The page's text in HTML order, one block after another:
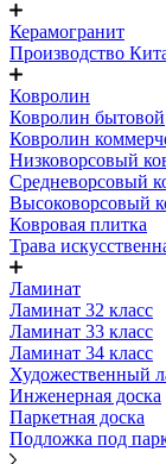
Керамогранит
Производство
Ковролин
Ковролин бытовой
Ковролин
Низковорсовый
Средневорсовый
Высоковорсовый
Ковровая плитка
Трава
Ламинат
Ламинат 32 класс
Ламинат 33 класс
Ламинат 34 класс
Художественный
Инженерная доска
Паркетная доска
Подложка под